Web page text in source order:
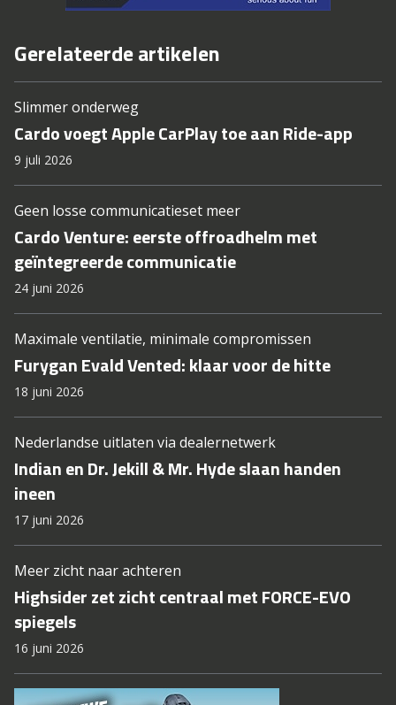
Gerelateerde artikelen
Slimmer onderweg
Cardo voegt Apple CarPlay toe aan Ride-app
9 juli 2026
Geen losse communicatieset meer
Cardo Venture: eerste offroadhelm met
geïntegreerde communicatie
24 juni 2026
Maximale ventilatie, minimale compromissen
Furygan Evald Vented: klaar voor de hitte
18 juni 2026
Nederlandse uitlaten via dealernetwerk
Indian en Dr. Jekill & Mr. Hyde slaan handen
ineen
17 juni 2026
Meer zicht naar achteren
Highsider zet zicht centraal met FORCE-EVO
spiegels
16 juni 2026